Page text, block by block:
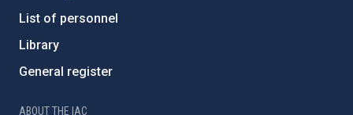
List of personnel
Library
General register
ABOUT THE IAC